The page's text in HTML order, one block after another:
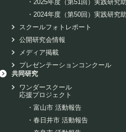
・ 2025年度（第51回）実践研究
・ 2024年度（第50回）実践研究
スクールフォトレポート
公開研究会情報
メディア掲載
プレゼンテーションコンクール
共同研究
ワンダースクール
応援プロジェクト
・ 富山市 活動報告
・ 春日井市 活動報告